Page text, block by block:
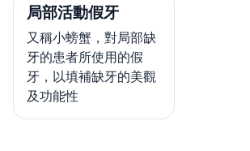
局部活動假牙
又稱小螃蟹，對局部缺
牙的患者所使用的假
牙，以填補缺牙的美觀
及功能性